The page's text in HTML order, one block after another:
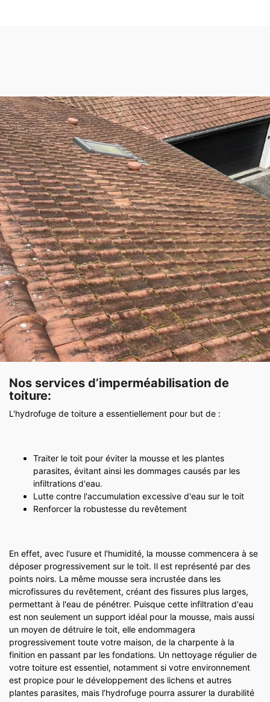
Nos services d’imperméabilisation de
toiture:
L'hydrofuge de toiture a essentiellement pour but de :
Traiter le toit pour éviter la mousse et les plantes
parasites, évitant ainsi les dommages causés par les
infiltrations d'eau.
Lutte contre l'accumulation excessive d'eau sur le toit
Renforcer la robustesse du revêtement
En effet, avec l'usure et l'humidité, la mousse commencera à se
déposer progressivement sur le toit. Il est représenté par des
points noirs. La même mousse sera incrustée dans les
microfissures du revêtement, créant des fissures plus larges,
permettant à l'eau de pénétrer. Puisque cette infiltration d'eau
est non seulement un support idéal pour la mousse, mais aussi
un moyen de détruire le toit, elle endommagera
progressivement toute votre maison, de la charpente à la
finition en passant par les fondations. Un nettoyage régulier de
votre toiture est essentiel, notamment si votre environnement
est propice pour le développement des lichens et autres
plantes parasites, mais l’hydrofuge pourra assurer la durabilité